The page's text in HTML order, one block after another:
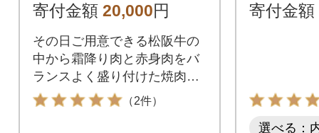
寄付金額 20,000円
その日ご用意できる松阪牛の
中から霜降り肉と赤身肉をバ
ランスよく盛り付けた焼肉盛
合せです。
（2件）
寄付金額
選べる：